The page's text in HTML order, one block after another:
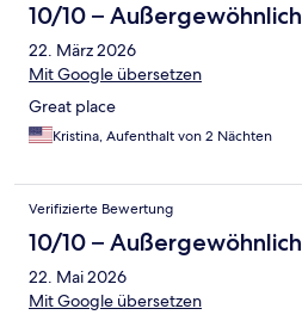
10/10 – Außergewöhnlich
22. März 2026
Mit Google übersetzen
Great place
Kristina, Aufenthalt von 2 Nächten
Verifizierte Bewertung
10/10 – Außergewöhnlich
22. Mai 2026
Mit Google übersetzen